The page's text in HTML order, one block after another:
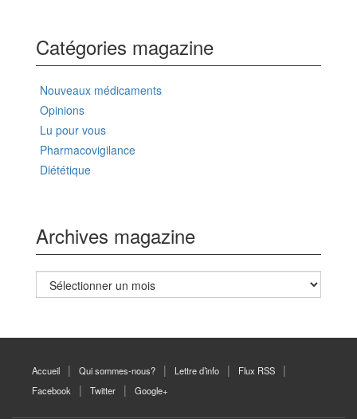
Catégories magazine
Nouveaux médicaments
Opinions
Lu pour vous
Pharmacovigilance
Diététique
Archives magazine
Archives
magazine
Accueil Qui sommes-nous? Lettre d’info
Flux RSS
Facebook
Twitter Google+